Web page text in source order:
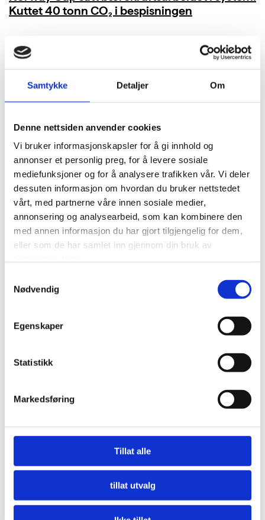
Samtykke Detaljer Om
Denne nettsiden anvender cookies
Vi bruker informasjonskapsler for å gi innhold og
annonser et personlig preg, for å levere sosiale
mediefunksjoner og for å analysere trafikken vår. Vi deler
dessuten informasjon om hvordan du bruker nettstedet
vårt, med partnerne våre innen sosiale medier,
annonsering og analysearbeid, som kan kombinere den
med annen informasjon du har gjort tilgjengelig for dem,
eller som de har samlet inn gjennom din bruk av
Nødvendig
Egenskaper
Statistikk
Markedsføring
Tillat alle
tillat utvalg
Kuttet 40 tonn CO₂ i bespisningen
Nå må offentlige innkjøpere etterspørre miljø
LES MER